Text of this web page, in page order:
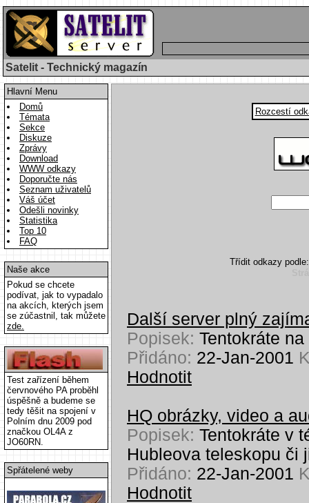
Satelit - Technický magazín
Hlavní Menu
Domů
Témata
Sekce
Diskuze
Zprávy
Download
WWW odkazy
Doporučte nás
Seznam uživatelů
Váš účet
Odešli novinky
Statistika
Top 10
FAQ
Naše akce
Pokud se chcete
podívat, jak to vypadalo
na akcích, kterých jsem
se zúčastnil, tak můžete
zde.
Test zařízení během
červnového PA proběhl
úspěšně a budeme se
tedy těšit na spojení v
Polním dnu 2009 pod
značkou OL4A z
JO60RN.
Spřátelené weby
Rozcestí
Třídit odkazy
Další server plný
Popisek: Tentokráte
Přidáno: 22-Jan-2001
Hodnotit
HQ obrázky, video a
Popisek: Tentokráte v
Hubleova teleskopu či
Přidáno: 22-Jan-2001
Hodnotit